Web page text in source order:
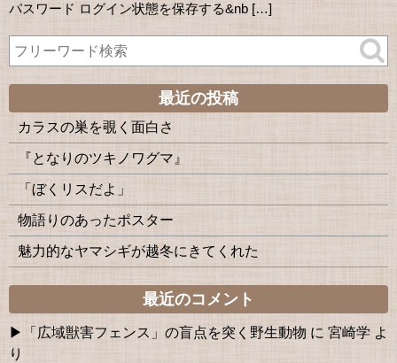
パスワード ログイン状態を保存する&nb […]
最近の投稿
カラスの巣を覗く面白さ
『となりのツキノワグマ』
「ぼくリスだよ」
物語りのあったポスター
魅力的なヤマシギが越冬にきてくれた
最近のコメント
「広域獣害フェンス」の盲点を突く野生動物 に 宮崎学 よ
り